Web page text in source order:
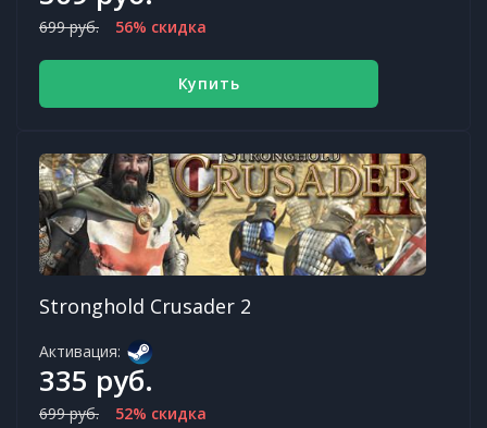
699 руб. 56% скидка
Купить
Stronghold Crusader 2
Активация:
335 руб.
699 руб. 52% скидка